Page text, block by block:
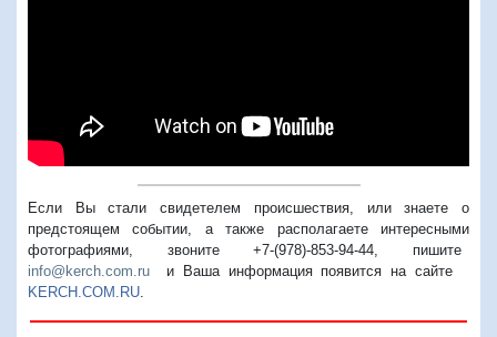
Если Вы стали свидетелем происшествия, или знаете о
предстоящем событии, а также располагаете интересными
фотографиями, звоните +7-(978)-853-94-44, пишите
info@kerch.com.ru и Ваша информация появится на сайте
KERCH.COM.RU